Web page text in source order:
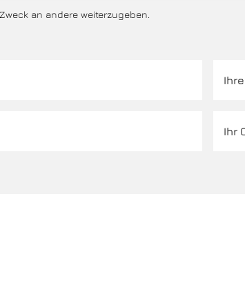
an andere weiterzugeben.